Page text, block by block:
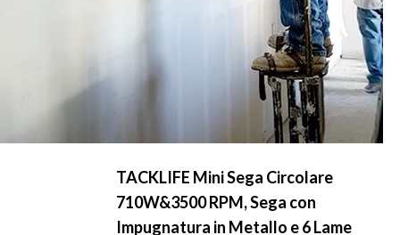
TACKLIFE Mini Sega Circolare
710W&3500 RPM, Sega con
Impugnatura in Metallo e 6 Lame